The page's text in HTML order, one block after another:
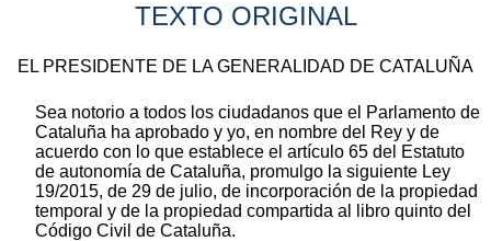
TEXTO ORIGINAL
EL PRESIDENTE DE LA GENERALIDAD DE CATALUÑA
Sea notorio a todos los ciudadanos que el Parlamento de
Cataluña ha aprobado y yo, en nombre del Rey y de
acuerdo con lo que establece el artículo 65 del Estatuto
de autonomía de Cataluña, promulgo la siguiente Ley
19/2015, de 29 de julio, de incorporación de la propiedad
temporal y de la propiedad compartida al libro quinto del
Código Civil de Cataluña.